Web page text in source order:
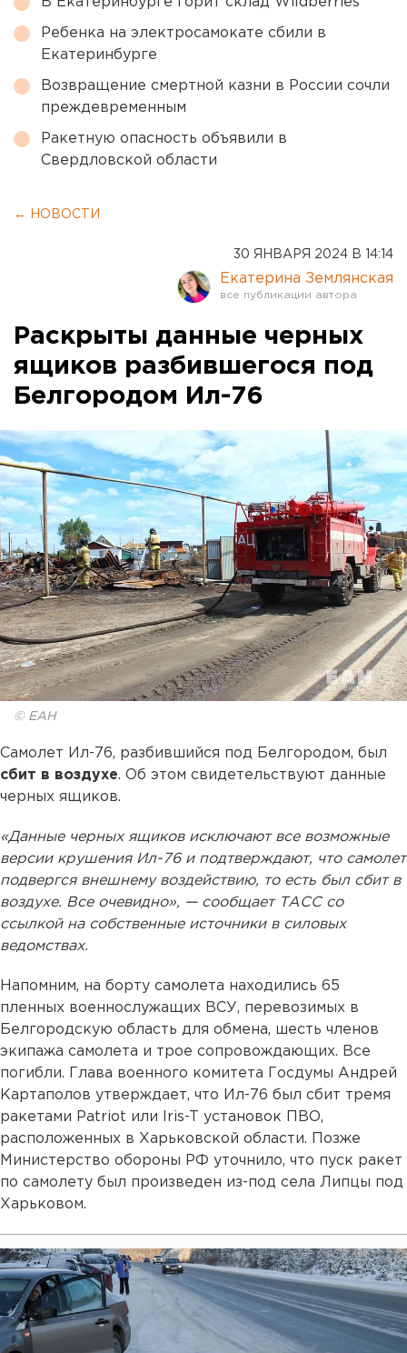
Ребенка на электросамокате сбили в
Екатеринбурге
Возвращение смертной казни в России сочли
преждевременным
Ракетную опасность объявили в
Свердловской области
← НОВОСТИ
30 ЯНВАРЯ 2024 В 14:14
Екатерина Землянская
Раскрыты данные черных
ящиков разбившегося под
Белгородом Ил-76
© ЕАН
Самолет Ил-76, разбившийся под Белгородом, был
сбит в воздухе. Об этом свидетельствуют данные
черных ящиков.
«Данные черных ящиков исключают все возможные
версии крушения Ил-76 и подтверждают, что самолет
подвергся внешнему воздействию, то есть был сбит в
воздухе. Все очевидно», — сообщает ТАСС со
ссылкой на собственные источники в силовых
ведомствах.
Напомним, на борту самолета находились 65
пленных военнослужащих ВСУ, перевозимых в
Белгородскую область для обмена, шесть членов
экипажа самолета и трое сопровождающих. Все
погибли. Глава военного комитета Госдумы Андрей
Картаполов утверждает, что Ил-76 был сбит тремя
ракетами Patriot или Iris-T установок ПВО,
расположенных в Харьковской области. Позже
Министерство обороны РФ уточнило, что пуск ракет
по самолету был произведен из-под села Липцы под
Харьковом.